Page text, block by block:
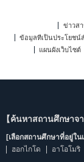
ข่าวส
ข้อมูลที่เป็นประโยชน์
แผนผังเว็บไซต์
【ค้นหาสถานศึกษาจ
[เลือกสถานศึกษาที่อยู่ใน
ฮอกไกโด
อาโอโมริ